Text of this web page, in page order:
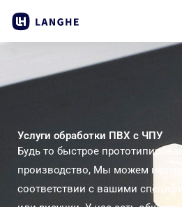
контент
Услуги обработки ПВХ с ЧПУ
Будь то быстрое
производство, Мы можем
соответствии с вашими